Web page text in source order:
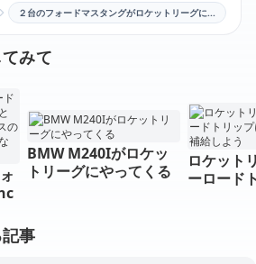
２台のフォードマスタングがロケットリーグに参戦
みて
新
BMW M240Iがロケッ
トリーグにやってくる
ロケット
ーロード
事